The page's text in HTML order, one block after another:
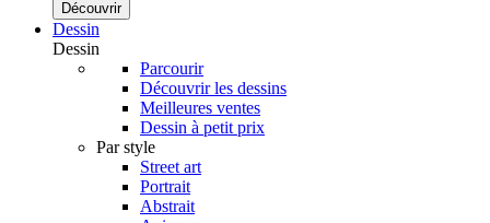
Découvrir
Dessin
Dessin
Parcourir
Découvrir les dessins
Meilleures ventes
Dessin à petit prix
Par style
Street art
Portrait
Abstrait